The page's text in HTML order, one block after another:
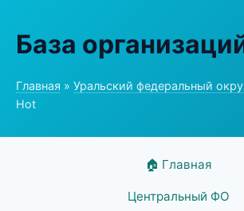
База
Главная » Уральский федеральный
Hot
🏠 Главная
Центральный ФО